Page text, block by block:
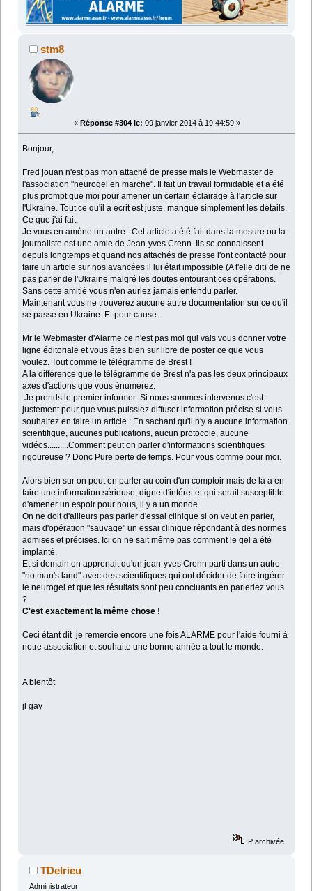
stm8
« Réponse #304 le: 09 janvier 2014 à 19:44:59 »
Bonjour,
Fred jouan n'est pas mon attaché de presse mais le Webmaster de
l'association "neurogel en marche". Il fait un travail formidable et a été
plus prompt que moi pour amener un certain éclairage à l'article sur
l'Ukraine. Tout ce qu'il a écrit est juste, manque simplement les détails.
Ce que j'ai fait.
Je vous en amène un autre : Cet article a été fait dans la mesure ou la
journaliste est une amie de Jean-yves Crenn. Ils se connaissent
depuis longtemps et quand nos attachés de presse l'ont contacté pour
faire un article sur nos avancées il lui était impossible (A t'elle dit) de ne
pas parler de l'Ukraine malgré les doutes entourant ces opérations.
Sans cette amitié vous n'en auriez jamais entendu parler.
Maintenant vous ne trouverez aucune autre documentation sur ce qu'il
se passe en Ukraine. Et pour cause.
Mr le Webmaster d'Alarme ce n'est pas moi qui vais vous donner votre
ligne éditoriale et vous êtes bien sur libre de poster ce que vous
voulez. Tout comme le télégramme de Brest !
A la différence que le télégramme de Brest n'a pas les deux principaux
axes d'actions que vous énumérez.
Je prends le premier informer: Si nous sommes intervenus c'est
justement pour que vous puissiez diffuser information précise si vous
souhaitez en faire un article : En sachant qu'il n'y a aucune information
scientifique, aucunes publications, aucun protocole, aucune
vidéos..........Comment peut on parler d'informations scientifiques
rigoureuse ? Donc Pure perte de temps. Pour vous comme pour moi.
Alors bien sur on peut en parler au coin d'un comptoir mais de là a en
faire une information sérieuse, digne d'intéret et qui serait susceptible
d'amener un espoir pour nous, il y a un monde.
On ne doit d'ailleurs pas parler d'essai clinique si on veut en parler,
mais d'opération "sauvage" un essai clinique répondant à des normes
admises et précises. Ici on ne sait même pas comment le gel a été
implantè.
Et si demain on apprenait qu'un jean-yves Crenn parti dans un autre
"no man's land" avec des scientifiques qui ont décider de faire ingérer
le neurogel et que les résultats sont peu concluants en parleriez vous
?
C'est exactement la même chose !
Ceci étant dit je remercie encore une fois ALARME pour l'aide fourni à
notre association et souhaite une bonne année a tout le monde.
A bientôt
jl gay
IP archivée
TDelrieu
Administrateur